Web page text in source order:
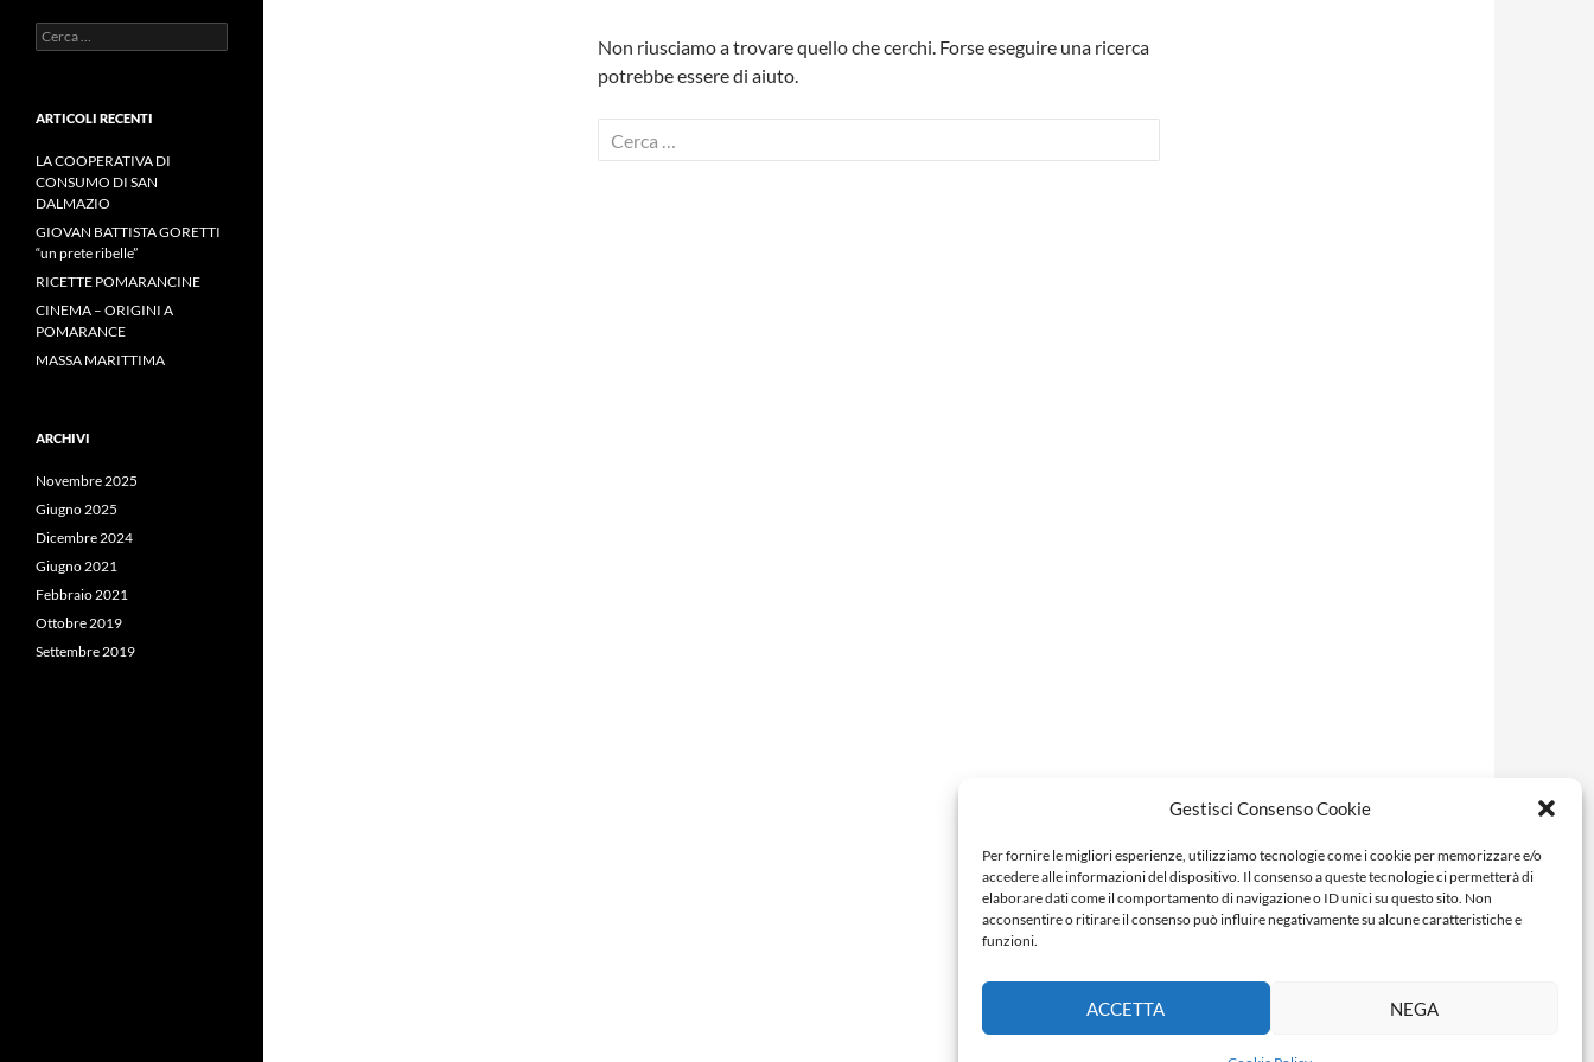
Gestisci Consenso Cookie
Per fornire le migliori esperienze, utilizziamo tecnologie come i cookie per memorizzare e/o
accedere alle informazioni del dispositivo. Il consenso a queste tecnologie ci permetterà di
elaborare dati come il comportamento di navigazione o ID unici su questo sito. Non
acconsentire o ritirare il consenso può influire negativamente su alcune caratteristiche e
funzioni.
ACCETTA NEGA
Non riusciamo a trovare quello che cerchi. Forse eseguire una ricerca
potrebbe essere di aiuto.
Ricerca
per:
Ricerca
per:
ARTICOLI RECENTI
LA COOPERATIVA DI
CONSUMO DI SAN
DALMAZIO
GIOVAN BATTISTA GORETTI
“un prete ribelle”
RICETTE POMARANCINE
CINEMA – ORIGINI A
POMARANCE
MASSA MARITTIMA
ARCHIVI
Novembre 2025
Giugno 2025
Dicembre 2024
Giugno 2021
Febbraio 2021
Ottobre 2019
Settembre 2019